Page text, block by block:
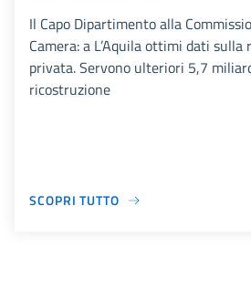
Il Capo Dipartimento alla
Camera: a L’Aquila ottimi dati
privata. Servono ulteriori 5,7
ricostruzione
SCOPRI TUTTO